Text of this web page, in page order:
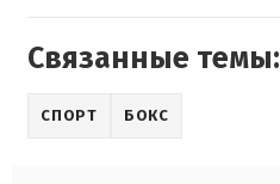
Связанные темы:
СПОРТ БОКС